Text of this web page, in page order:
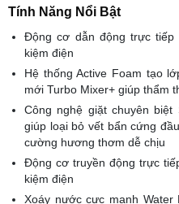
Tính Năng Nổi Bật
Động cơ dẫn động trực tiếp
kiệm điện
Hệ thống Active Foam tạo
mới Turbo Mixer+ giúp thẩm
Công nghệ giặt chuyên
giúp loại bỏ vết bẩn cứng
cường hương thơm dễ chịu
Động cơ truyền động trực
kiệm điện
Xoáy nước cực mạnh Water